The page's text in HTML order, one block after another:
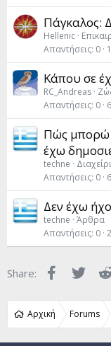
Πάγκαλος:
Hellenic
Απαντήσεις 0
Κάπου σε
RC_Andreas
Απαντήσεις 0
Πώς μπορώ
έχω
techne
Απαντήσεις 0
Δεν έχω ήχο
techne Άρθρα
Απαντήσεις 0
Share: Facebook
Αρχική Forums